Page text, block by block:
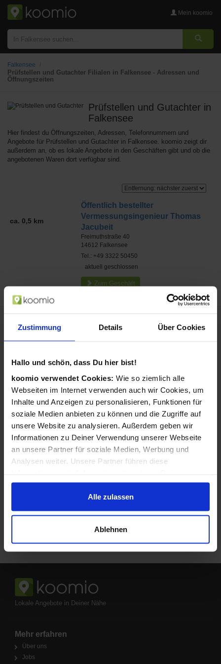
Zustimmung Details Über Cookies
Hallo und schön, dass Du hier bist!
koomio verwendet Cookies: Wie so ziemlich alle
Webseiten im Internet verwenden auch wir Cookies, um
Inhalte und Anzeigen zu personalisieren, Funktionen für
soziale Medien anbieten zu können und die Zugriffe auf
unsere Website zu analysieren. Außerdem geben wir
Informationen zu Deiner Verwendung unserer Webseite
an unsere Partner für soziale Medien, Werbung und
Analysen weiter. Unsere Partner führen diese
zusammen, die Du ihnen bereitgestellt hast oder die sie
im Rahmen Deiner Nutzung der Dienste gesammelt
haben.
Alle zulassen
Ablehnen
Mein koomio
Falkensee
Prüfstellen und Gutachter Filialen in Falkensee - Adressen und
Öffnungszeiten
Prüfstellen und Gutachter in
Falkensee
Hier findest du Öffnungszeiten, Adressen, Telefonnummern und
Angebote für Prüfstellen und Gutachter in Falkensee. koomio zeigt dir
außerdem an, ob es lokale Angebote in den Geschäften gibt und ob die
angebotenen Waren dort verfügbar sind.
ca. 0,5 km
Öffentlich bestellter
Vermessungsingenieur Thomas
Jacubeit
Freimuthstraße 40
14612 Falkensee
Tel.: +49 3322 50450
aktuell geschlossen
Zum Geschäft
Lokale Angebote in Deiner Nähe
Mehr erfahren
Über uns
Jobs